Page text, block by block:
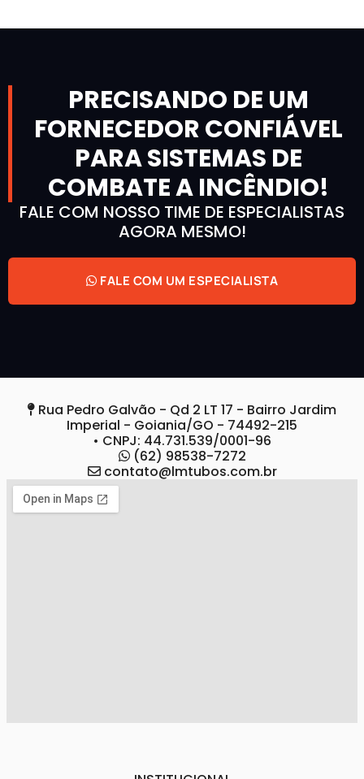
PRECISANDO DE UM
FORNECEDOR CONFIÁVEL
PARA SISTEMAS DE
COMBATE A INCÊNDIO!
FALE COM NOSSO TIME DE ESPECIALISTAS
AGORA MESMO!
FALE COM UM ESPECIALISTA
Rua Pedro Galvão - Qd 2 LT 17 - Bairro Jardim
Imperial - Goiania/GO - 74492-215
• CNPJ: 44.731.539/0001-96
(62) 98538-7272
contato@lmtubos.com.br